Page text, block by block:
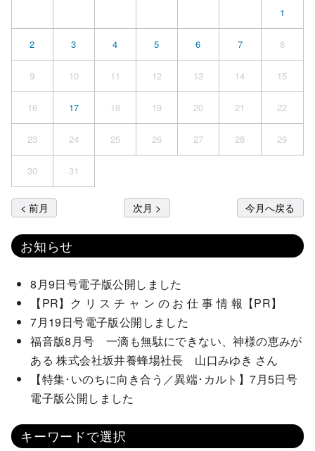
1
2 3 4 5 6 7 8
9 10 11 12 13 14 15
16 17 18 19 20 21 22
23 24 25 26 27 28 29
30 31
< 前月 次月 > 今月へ戻る
お知らせ
8月9日号電子版公開しました
【PR】ク リ ス チ ャ ン の お 仕 事 情 報【PR】
7月19日号電子版公開しました
福音版8月号 一滴も無駄にできない、神様の恵みが
ある 株式会社坂井養蜂場社長 山口みゆき さん
【特集･いのちに向き合う／異端･カルト】7月5日号
電子版公開しました
キーワードで選択